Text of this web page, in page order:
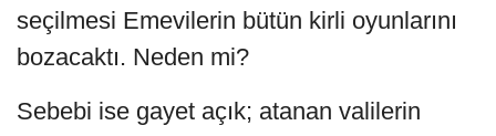
seçilmesi Emevilerin bütün kirli oyunlarını
bozacaktı. Neden mi?
Sebebi ise gayet açık; atanan valilerin